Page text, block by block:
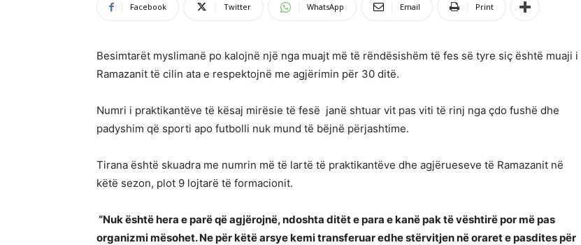
Facebook Twitter WhatsApp Email Print
Besimtarët myslimanë po kalojnë një nga muajt më të rëndësishëm të fes së tyre siç është muaji i
Ramazanit të cilin ata e respektojnë me agjërimin për 30 ditë.
Numri i praktikantëve të kësaj mirësie të fesë janë shtuar vit pas viti të rinj nga çdo fushë dhe
padyshim që sporti apo futbolli nuk mund të bëjnë përjashtime.
Tirana është skuadra me numrin më të lartë të praktikantëve dhe agjërueseve të Ramazanit në
këtë sezon, plot 9 lojtarë të formacionit.
“Nuk është hera e parë që agjërojnë, ndoshta ditët e para e kanë pak të vështirë por më pas
organizmi mësohet. Ne për këtë arsye kemi transferuar edhe stërvitjen në oraret e pasdites për